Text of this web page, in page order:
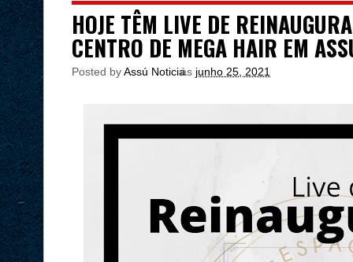
HOJE TÊM LIVE DE
CENTRO DE MEGA HAIR EM
Posted byAssú Noticia
às junho 25, 2021